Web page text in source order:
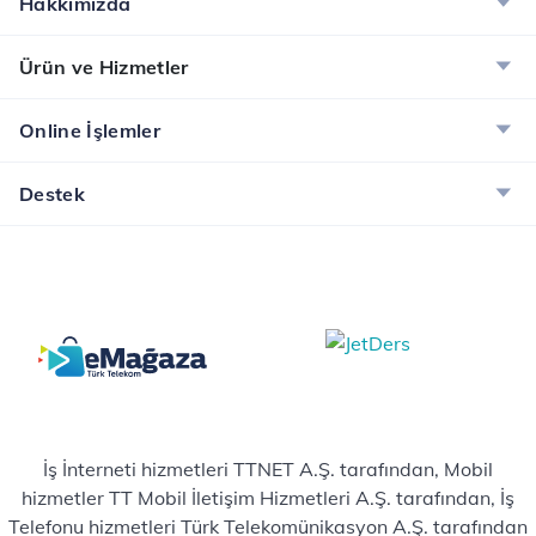
Ürün ve Hizmetler
Online İşlemler
Destek
İş İnterneti hizmetleri TTNET A.Ş. tarafından, Mobil
hizmetler TT Mobil İletişim Hizmetleri A.Ş. tarafından, İş
Telefonu hizmetleri Türk Telekomünikasyon A.Ş. tarafından